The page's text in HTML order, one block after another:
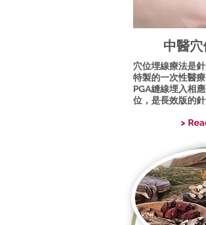
中醫
穴位埋線療法是
特製的一次性醫
PGA縫線埋入相
位，是長效版的針
>